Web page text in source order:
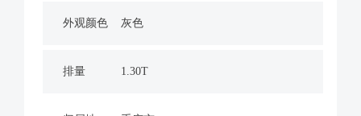
外观颜色 灰色
排量 1.30T